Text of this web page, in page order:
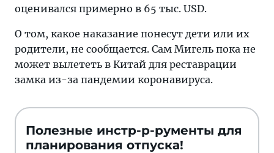
оценивался примерно в 65 тыс. USD.
О том, какое наказание понесут дети или их
родители, не сообщается. Сам Мигель пока не
может вылететь в Китай для реставрации
замка из-за пандемии коронавируса.
Полезные инстр-р-рументы для
планирования отпуска!